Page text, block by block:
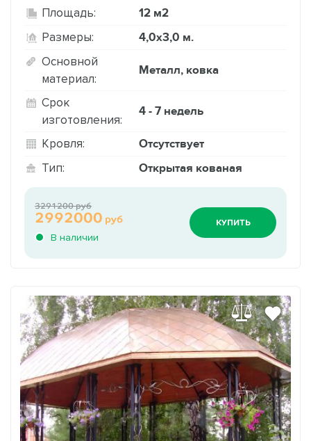
Площадь: 12 м2
Размеры: 4,0х3,0 м.
Основной
материал:
Металл, ковка
Срок
изготовления:
4 - 7 недель
Кровля: Отсутствует
Тип: Открытая кованая
В наличии
2992000 руб
3291200 руб
КУПИТЬ